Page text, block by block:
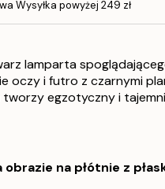
Wysyłka powyżej 249 zł
lamparta
oczy i futro z czarnymi
egzotyczny i
na płótnie z